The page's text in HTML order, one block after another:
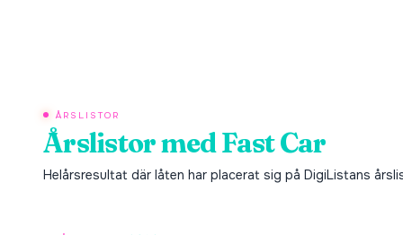
ÅRSLISTOR
Årslistor medFast Car
Helårsresultat där låten har placerat sig på DigiListans